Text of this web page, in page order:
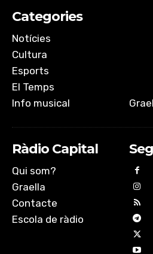
Categories
Notícies
Cultura
Esports
El Temps
Info musical
Ràdio Capital
Qui som?
Graella
Contacte
Escola de ràdio